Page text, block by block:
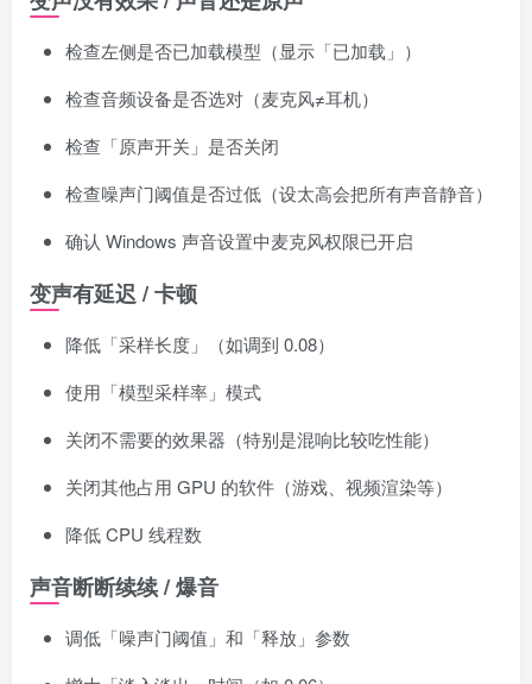
检查左侧是否已加载模型（显示「已加载」）
检查音频设备是否选对（麦克风≠耳机）
检查「原声开关」是否关闭
检查噪声门阈值是否过低（设太高会把所有声音静音）
确认 Windows 声音设置中麦克风权限已开启
变声有延迟 / 卡顿
降低「采样长度」（如调到 0.08）
使用「模型采样率」模式
关闭不需要的效果器（特别是混响比较吃性能）
关闭其他占用 GPU 的软件（游戏、视频渲染等）
降低 CPU 线程数
声音断断续续 / 爆音
调低「噪声门阈值」和「释放」参数